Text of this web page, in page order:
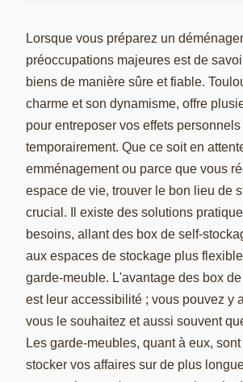
Lorsque vous préparez un
préoccupations majeures est de
biens de manière sûre et fiable.
charme et son dynamisme, offre
pour entreposer vos effets personnels
temporairement. Que ce soit en
emménagement ou parce que vous
espace de vie, trouver le bon lieu de
crucial. Il existe des solutions
besoins, allant des box de self-
aux espaces de stockage plus
garde-meuble. L'avantage des box
est leur accessibilité ; vous pouvez y
vous le souhaitez et aussi souvent
Les garde-meubles, quant à eux,
stocker vos affaires sur de plus